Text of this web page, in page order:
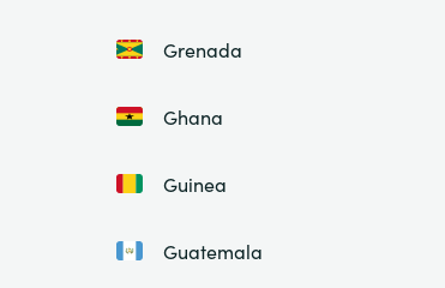
Grenada
Ghana
Guinea
Guatemala